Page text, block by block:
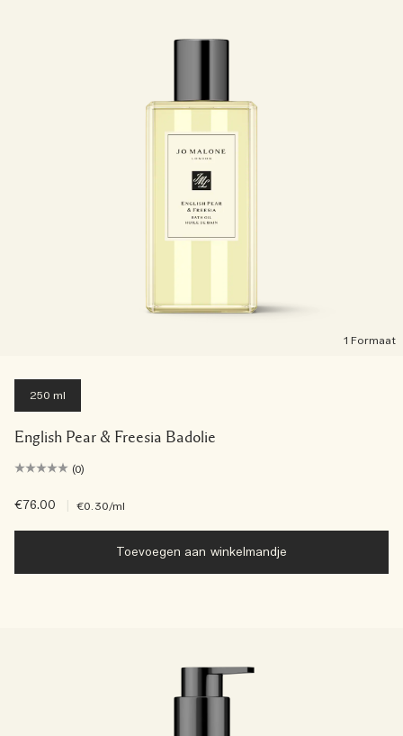
1 Formaat
250 ml
English Pear & Freesia Badolie
(0)
€76.00 €0.30/ml
Toevoegen aan winkelmandje